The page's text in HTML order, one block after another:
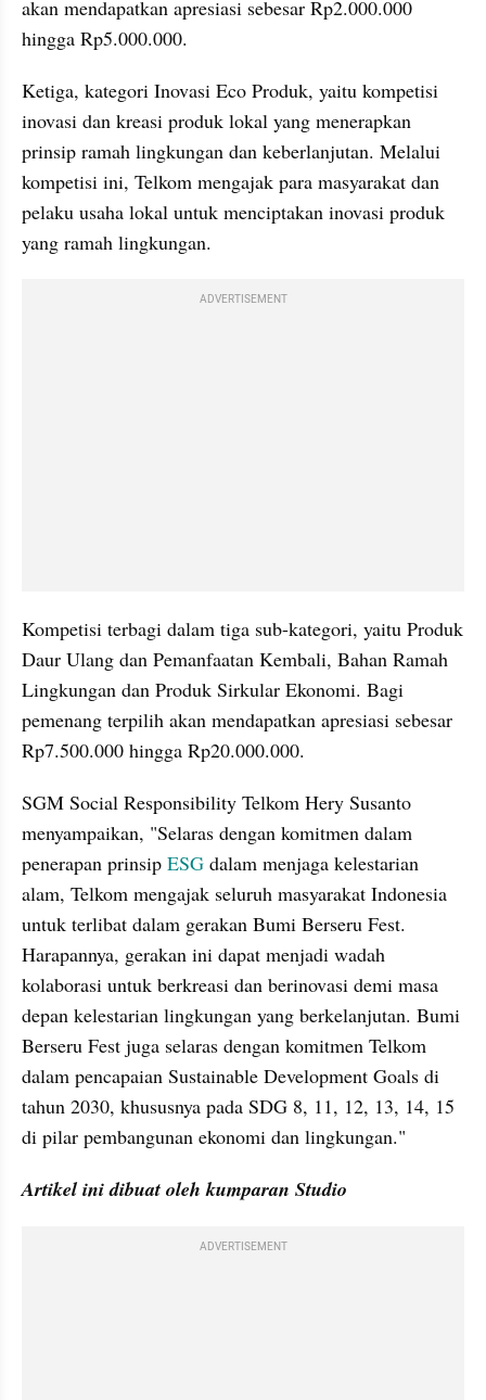
akan mendapatkan apresiasi sebesar Rp2.000.000
hingga Rp5.000.000.
Ketiga, kategori Inovasi Eco Produk, yaitu kompetisi
inovasi dan kreasi produk lokal yang menerapkan
prinsip ramah lingkungan dan keberlanjutan. Melalui
kompetisi ini, Telkom mengajak para masyarakat dan
pelaku usaha lokal untuk menciptakan inovasi produk
yang ramah lingkungan.
ADVERTISEMENT
Kompetisi terbagi dalam tiga sub-kategori, yaitu Produk
Daur Ulang dan Pemanfaatan Kembali, Bahan Ramah
Lingkungan dan Produk Sirkular Ekonomi. Bagi
pemenang terpilih akan mendapatkan apresiasi sebesar
Rp7.500.000 hingga Rp20.000.000.
SGM Social Responsibility Telkom Hery Susanto
menyampaikan, "Selaras dengan komitmen dalam
penerapan prinsip ESG dalam menjaga kelestarian
alam, Telkom mengajak seluruh masyarakat Indonesia
untuk terlibat dalam gerakan Bumi Berseru Fest.
Harapannya, gerakan ini dapat menjadi wadah
kolaborasi untuk berkreasi dan berinovasi demi masa
depan kelestarian lingkungan yang berkelanjutan. Bumi
Berseru Fest juga selaras dengan komitmen Telkom
dalam pencapaian Sustainable Development Goals di
tahun 2030, khususnya pada SDG 8, 11, 12, 13, 14, 15
di pilar pembangunan ekonomi dan lingkungan."
Artikel ini dibuat oleh kumparan Studio
ADVERTISEMENT